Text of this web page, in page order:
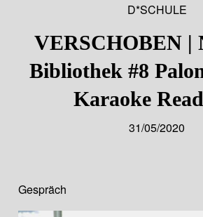
D*SCHULE
VERSCHOBEN |
Bibliothek #8
Karaoke
31/05/2020
Gespräch